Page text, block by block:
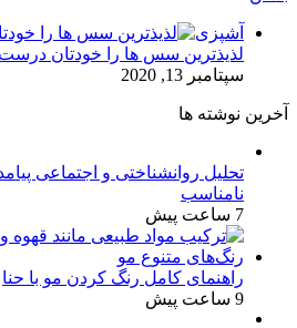
آشپزی
لذیذترین سس ها را خودتان درست
سپتامبر 13, 2020
آخرین نوشته ها
تحلیل روانشناختی و اجتماعی
نامناسب
7 ساعت پیش
راهنمای کامل رنگ کردن مو با حنا
9 ساعت پیش